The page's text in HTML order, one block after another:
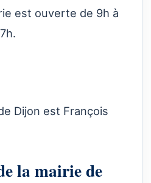
est ouverte de 9h à
Dijon est François
la mairie de